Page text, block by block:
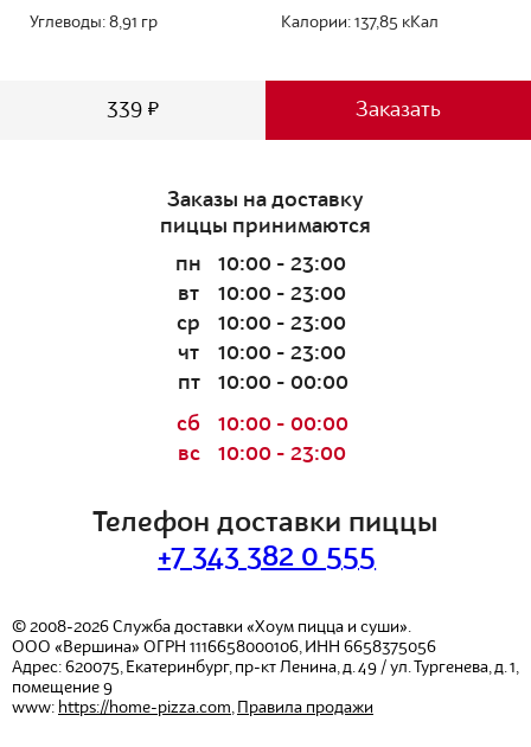
Углеводы: 8,91 гр Калории: 137,85 кКал
339 ₽ Заказать
Телефон доставки пиццы
+7 343 382 0 555
© 2008-2026 Служба доставки «Хоум пицца и суши».
ООО «Вершина» ОГРН 1116658000106, ИНН 6658375056
Адрес: 620075, Екатеринбург, пр-кт Ленина, д. 49 / ул. Тургенева, д. 1,
помещение 9
www: https://home-pizza.com, Правила продажи
Заказы на доставку
пиццы принимаются
пн
10:00 - 23:00
вт
10:00 - 23:00
ср
10:00 - 23:00
чт
10:00 - 23:00
пт
10:00 - 00:00
сб
10:00 - 00:00
вс
10:00 - 23:00